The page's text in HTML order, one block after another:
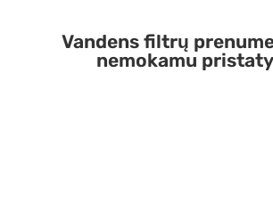
Vandens filtrų
nemokamu